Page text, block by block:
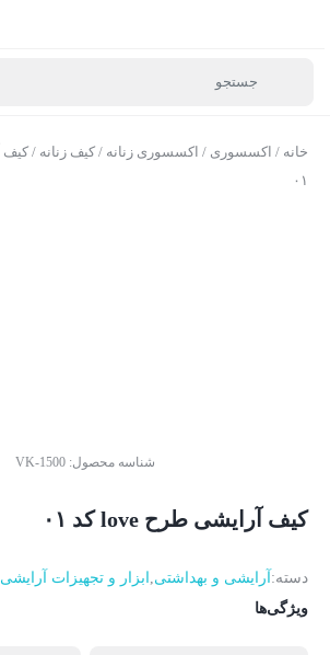
خانه / اکسسوری / اکسسوری زنانه / کیف زنانه
۰۱
شناسه محصول: VK-1500
کیف آرایشی طرح love کد ۰۱
دسته: آرایشی و بهداشتی, ابزار و تجهیزات آرایشی
ویژگی‌ها